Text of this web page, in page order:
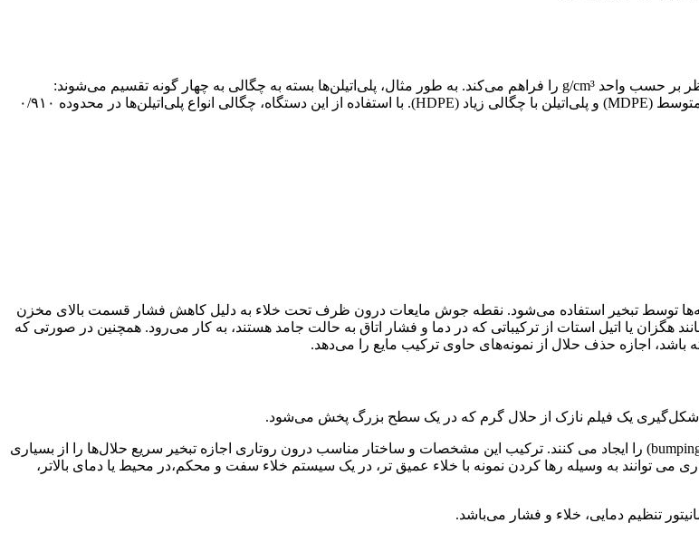
این دستگاه از نوع سه ستونی است و امکان اندازه‌گیری دانسیته پلیمر در محدوده مورد نظر بر حسب واحد g/cm³ را فراهم می‌کند. به طور مثال، پلی‌اتیلن‌ها بسته به چگالی به چهار گونه تقسیم می‌شوند:
پلی‌اتیلن با چگالی کم (LDPE)، پلی‌اتیلن با چگالی کم خطی (LLDPE)، پلی‌اتیلن با چگالی متوسط (MDPE) و پلی‌اتیلن با چگالی زیاد (HDPE). با استفاده از این دستگاه، چگالی انواع پلی‌اتیلن‌ها در محدوده ۰/۹۱۰
توسط تبخیر استفاده می‌شود. نقطه جوش مایعات درون ظرف تحت خلاء به دلیل کاهش فشار قسمت بالای مخزن
هگزان یا اتیل استات از ترکیباتی که در دما و فشار اتاق به حالت جامد هستند، به کار می‌رود. همچنین در صورتی که
اجازه حذف حلال از نمونه‌های حاوی ترکیب مایع را می‌دهد.
۲. نیروهایی که به وسیله چرخش ایجاد می‌شوند، حالت جوش شدید و غیرقابل پیش‌بینی (bumping) را ایجاد می کنند. ترکیب این مشخصات و ساختار مناسب درون روتاری اجازه تبخیر سریع حلال‌ها را از بسیاری
می توانند به وسیله رها کردن نمونه با خلاء عمیق تر، در یک سیستم خلاء سفت و محکم،در محیط یا دمای بالاتر،
تنظیم دمایی، خلاء و فشار می‌باشد.